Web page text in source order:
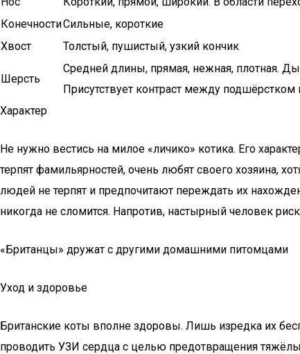
КонечностиСильные, короткие
Хвост
Толстый, пушистый, узкий кончик
Шерсть
Средней длины, прямая, нежная, плотная.
Присутствует контраст между
Характер
Не нужно вестись на милое «личико» котика. Его
терпят фамильярностей, очень любят своего хозяина,
людей не терпят и предпочитают переждать их
никогда не сломится. Напротив, настырный человек
«Британцы» дружат с другими домашними питомцами
Уход и здоровье
Британские коты вполне здоровы. Лишь изредка их
проводить УЗИ сердца с целью предотвращения